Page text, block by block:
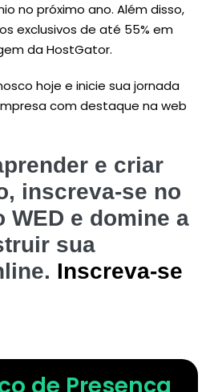
no próximo ano. Além disso,
exclusivos de até 55% em
da HostGator.
hoje e inicie sua jornada
com destaque na web
e criar
inscreva-se no
WED e domine a
sua
Inscreva-se